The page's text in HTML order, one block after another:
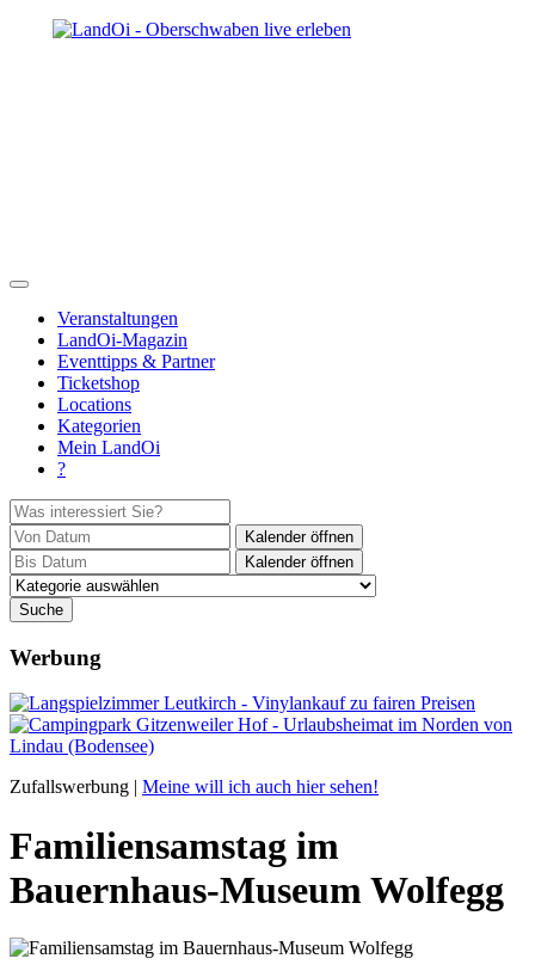
Veranstaltungen
LandOi-Magazin
Eventtipps & Partner
Ticketshop
Locations
Kategorien
Mein LandOi
?
Kalender öffnen
Kalender öffnen
Werbung
Zufallswerbung | Meine will ich auch hier sehen!
Familien­samstag im
Bauernhaus-Museum Wolfegg